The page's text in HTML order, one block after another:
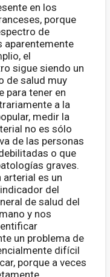
en los
porque
de
aparentemente
el
sigue siendo un
de salud muy
para tener en
a la
medir la
no es sólo
de las personas
o que
graves.
arterial es un
del
de salud del
y nos
un problema de
difícil
porque a veces